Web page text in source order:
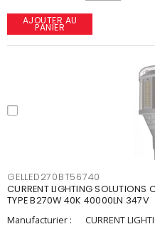
AJOUTER AU
PANIER
GELLED270BT56740
CURRENT LIGHTING SOLUTIONS
TYPE B270W 40K 40000LN 347V
Manufacturier :
CURRENT